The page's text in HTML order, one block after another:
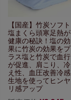
【国産】竹炭ソフト
塩まくら頭寒足熱が
健康の秘訣！ 塩の効
果に竹炭の効果をプ
ラス塩と竹炭で血行
が促進、
肩こり、冷
え性、血圧改善冷感
生地を使ってヒンヤ
リ感アップ